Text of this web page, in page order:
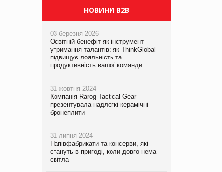
НОВИНИ B2B
03 березня 2026
Освітній бенефіт як інструмент
утримання талантів: як ThinkGlobal
підвищує лояльність та
продуктивність вашої команди
31 жовтня 2024
Компанія Rarog Tactical Gear
презентувала надлегкі керамічні
бронеплити
31 липня 2024
Напівфабрикати та консерви, які
стануть в пригоді, коли довго нема
світла